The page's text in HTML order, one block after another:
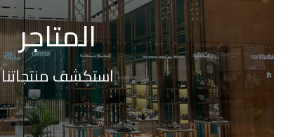
المتاجر
استكشف منتجاتنا